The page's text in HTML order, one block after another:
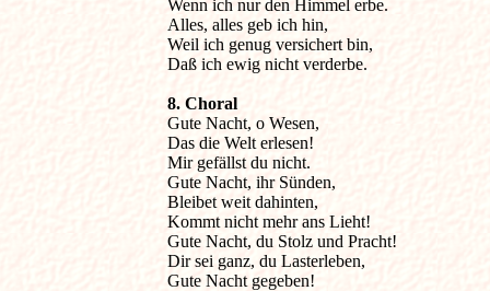
Wenn ich nur den Himmel erbe.
Alles, alles geb ich hin,
Weil ich genug versichert bin,
Daß ich ewig nicht verderbe.
8. Choral
Gute Nacht, o Wesen,
Das die Welt erlesen!
Mir gefällst du nicht.
Gute Nacht, ihr Sünden,
Bleibet weit dahinten,
Kommt nicht mehr ans Lieht!
Gute Nacht, du Stolz und Pracht!
Dir sei ganz, du Lasterleben,
Gute Nacht gegeben!